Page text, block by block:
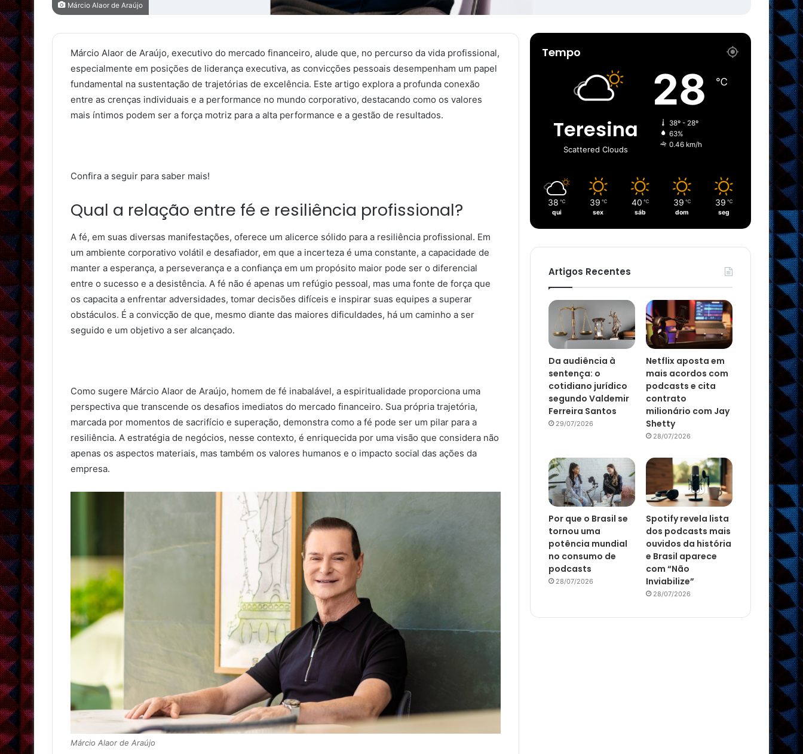
Márcio Alaor de Araújo
Márcio Alaor de Araújo, executivo do mercado financeiro, alude que, no percurso da vida profissional,
especialmente em posições de liderança executiva, as convicções pessoais desempenham um papel
fundamental na sustentação de trajetórias de excelência. Este artigo explora a profunda conexão
entre as crenças individuais e a performance no mundo corporativo, destacando como os valores
mais íntimos podem ser a força motriz para a alta performance e a gestão de resultados.
Confira a seguir para saber mais!
Qual a relação entre fé e resiliência profissional?
A fé, em suas diversas manifestações, oferece um alicerce sólido para a resiliência profissional. Em
um ambiente corporativo volátil e desafiador, em que a incerteza é uma constante, a capacidade de
manter a esperança, a perseverança e a confiança em um propósito maior pode ser o diferencial
entre o sucesso e a desistência. A fé não é apenas um refúgio pessoal, mas uma fonte de força que
os capacita a enfrentar adversidades, tomar decisões difíceis e inspirar suas equipes a superar
obstáculos. É a convicção de que, mesmo diante das maiores dificuldades, há um caminho a ser
seguido e um objetivo a ser alcançado.
Como sugere Márcio Alaor de Araújo, homem de fé inabalável, a espiritualidade proporciona uma
perspectiva que transcende os desafios imediatos do mercado financeiro. Sua própria trajetória,
marcada por momentos de sacrifício e superação, demonstra como a fé pode ser um pilar para a
resiliência. A estratégia de negócios, nesse contexto, é enriquecida por uma visão que considera não
apenas os aspectos materiais, mas também os valores humanos e o impacto social das ações da
empresa.
Márcio Alaor de Araújo
Tempo
Teresina
Scattered Clouds
28 ℃
38º - 28º
63%
0.46 km/h
38 ℃
qui
39 ℃
sex
40 ℃
sáb
39 ℃
dom
39 ℃
seg
Artigos Recentes
Da audiência à
sentença: o
cotidiano jurídico
segundo Valdemir
Ferreira Santos
29/07/2026
Netflix aposta em
mais acordos com
podcasts e cita
contrato
milionário com Jay
Shetty
28/07/2026
Por que o Brasil se
tornou uma
potência mundial
no consumo de
podcasts
28/07/2026
Spotify revela lista
dos podcasts mais
ouvidos da história
e Brasil aparece
com “Não
Inviabilize”
28/07/2026